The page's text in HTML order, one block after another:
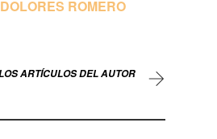
DOLORES ROMERO
ARTÍCULOS DEL AUTOR